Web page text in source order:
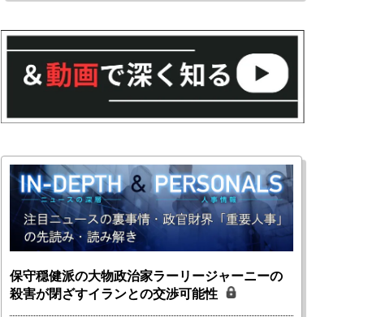
保守穏健派の大物政治家ラーリージャーニーの
殺害が閉ざすイランとの交渉可能性